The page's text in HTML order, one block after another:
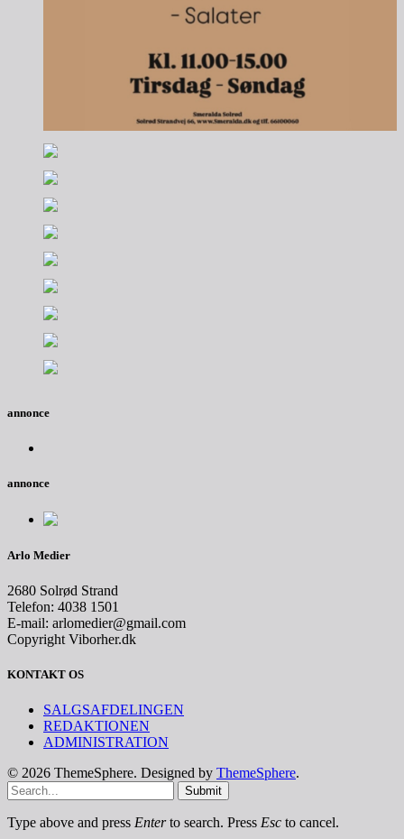
annonce
annonce
Arlo Medier
2680 Solrød Strand
Telefon: 4038 1501
E-mail: arlomedier@gmail.com
Copyright Viborher.dk
KONTAKT OS
SALGSAFDELINGEN
REDAKTIONEN
ADMINISTRATION
© 2026 ThemeSphere. Designed by ThemeSphere.
Submit
Type above and press Enterto search. Press Esc to cancel.